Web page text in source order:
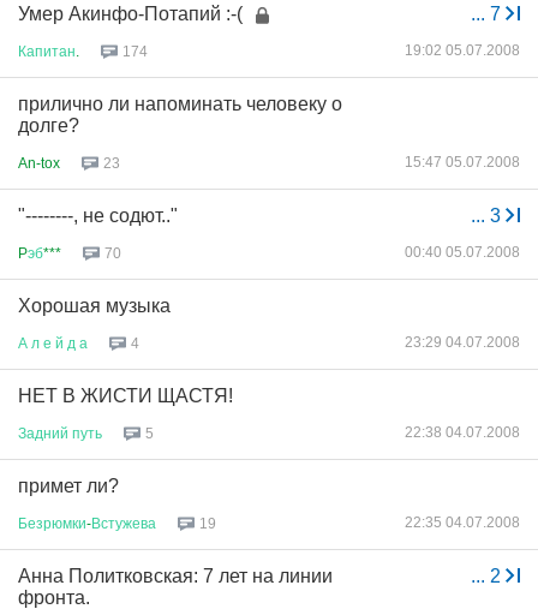
... 7
Умер Акинфо-Потапий :-(
Капитан 174 19:02 05.07.2008
прилично ли напоминать человеку о
долге?
An-tox 23 15:47 05.07.2008
... 3
"--------, не содют.."
Pэб*** 70 00:40 05.07.2008
Хорошая музыка
А л е й д а 4 23:29 04.07.2008
НЕТ В ЖИСТИ ЩАСТЯ!
Задний путь 5 22:38 04.07.2008
примет ли?
Безрюмки-Встужева 19 22:35 04.07.2008
... 2
Анна Политковская: 7 лет на линии
фронта.